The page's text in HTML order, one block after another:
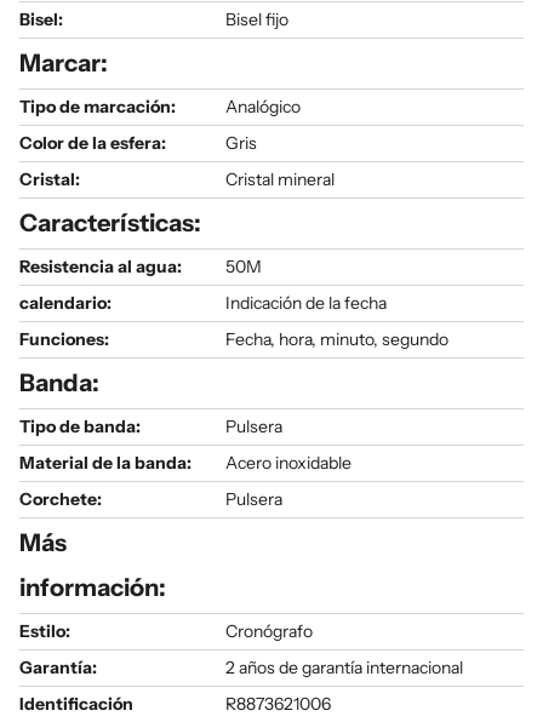
Bisel: Bisel fijo
Marcar:
Tipo de marcación:
Analógico
Color de la esfera:
Gris
Cristal:
Cristal mineral
Características:
Resistencia al agua:
50M
calendario:
Indicación de la fecha
Funciones:
Fecha, hora, minuto, segundo
Banda:
Tipo de banda:
Pulsera
Material de la banda:
Acero inoxidable
Corchete:
Pulsera
Más
información:
Estilo:
Cronógrafo
Garantía:
2 años de garantía internacional
Identificación
R8873621006